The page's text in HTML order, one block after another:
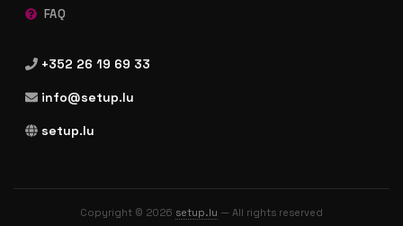
FAQ
+352 26 19 69 33
info@setup.lu
setup.lu
Copyright © 2026 setup.lu — All rights reserved